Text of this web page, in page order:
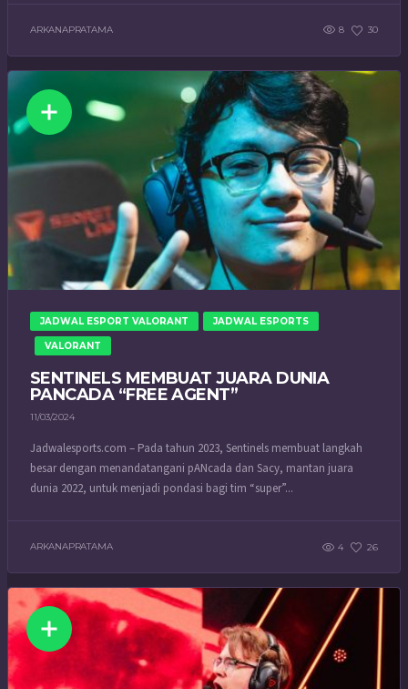
ARKANAPRATAMA 8 30
JADWAL ESPORT VALORANT JADWAL ESPORTS
VALORANT
SENTINELS MEMBUAT JUARA DUNIA
PANCADA “FREE AGENT”
11/03/2024
Jadwalesports.com – Pada tahun 2023, Sentinels membuat langkah
besar dengan menandatangani pANcada dan Sacy, mantan juara
dunia 2022, untuk menjadi pondasi bagi tim “super”...
ARKANAPRATAMA 4 26